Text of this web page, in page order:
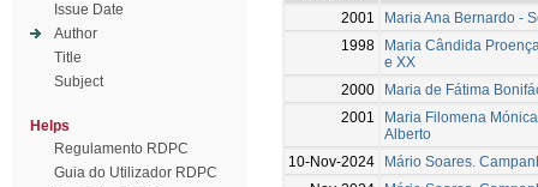
Issue Date
Author
Title
Subject
Helps
Regulamento RDPC
Guia do Utilizador RDPC
2001
Maria Ana Bernardo -
1998
Maria Cândida
e XX
2000
Maria de Fátima
2001
Maria Filomena
Alberto
10-Nov-2024
Mário Soares.